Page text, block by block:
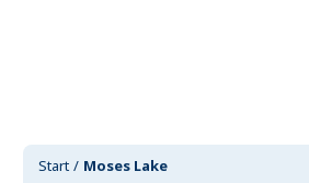
Start Moses Lake